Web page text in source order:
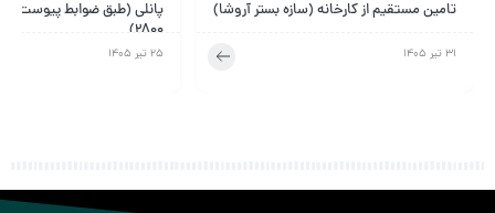
تامین مستقیم از کارخانه (سازه بستر آروشا)
31 تیر 1405
پانلی (طبق ضوابط پیوست
۲۸۰۰)
25 تیر 1405